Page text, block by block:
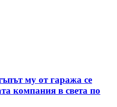
му от гаража се
компания в света по